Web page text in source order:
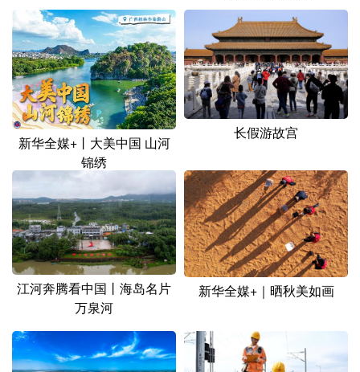
多语种频道
English Español Français عربى
Русский язык 日本語 한국어
Deutsch Português
新华全媒+丨大美中国 山河
锦绣
长假游故宫
江河奔腾看中国丨海岛名片
万泉河
新华全媒+｜晒秋美如画